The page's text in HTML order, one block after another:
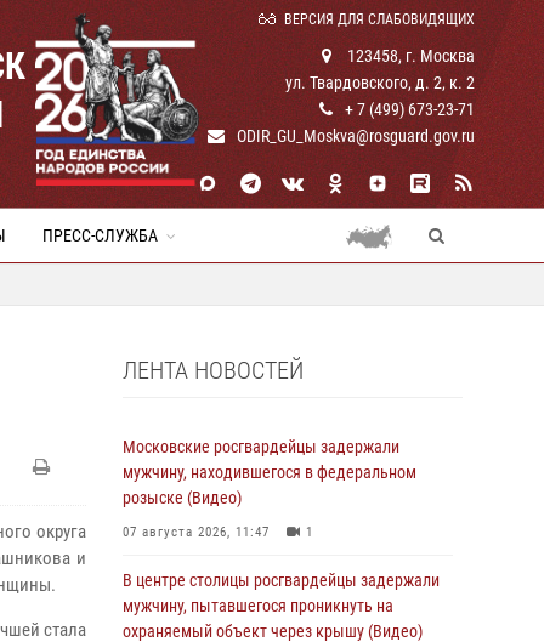
ВЕРСИЯ ДЛЯ СЛАБОВИДЯЩИХ
123458, г. Москва
ул. Твардовского, д. 2, к. 2
+ 7 (499) 673-23-71
ODIR_GU_Moskva@rosguard.gov.ru
ПРЕСС-СЛУЖБА
округа
и
стала
ЛЕНТА НОВОСТЕЙ
Московские росгвардейцы задержали
мужчину, находившегося в федеральном
розыске (Видео)
07 августа 2026, 11:47 1
В центре столицы росгвардейцы задержали
мужчину, пытавшегося проникнуть на
охраняемый объект через крышу (Видео)